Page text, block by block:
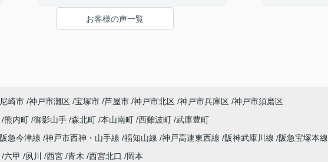
店舗や事務所の入居者様にも恵まれ、長年安定
した賃貸経営を続けてきましたが、建物の修繕
や設備更新など、管理の負担が年々大きくなっ
もしれない。」
インフィニティエステートさんへ相談すると、
を選びたい。」
お客様の声一覧
尼崎市 神戸市灘区 宝塚市 芦屋市 神戸市北区 神戸市兵庫区 神戸市須磨区
熊内町 御影山手 森北町 本山南町 西難波町 武庫豊町
阪急今津線 神戸市西神・山手線 福知山線 神戸高速東西線 阪神武庫川線 阪急宝塚本線
六甲 夙川 西宮 青木 西宮北口 岡本